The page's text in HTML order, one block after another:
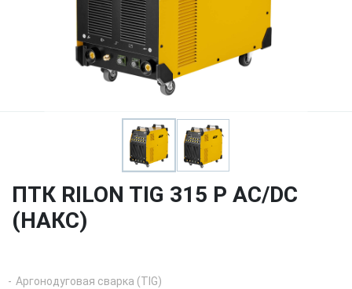
ПТК RILON TIG 315 P AC/DC
(НАКС)
Аргонодуговая сварка (TIG)